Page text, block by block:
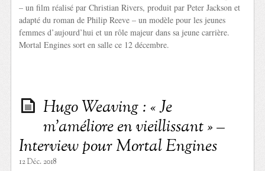
– un film réalisé par Christian Rivers, produit par Peter Jackson et
adapté du roman de Philip Reeve – un modèle pour les jeunes
femmes d’aujourd’hui et un rôle majeur dans sa jeune carrière.
Mortal Engines sort en salle ce 12 décembre.
Hugo Weaving : « Je
m’améliore en vieillissant » –
Interview pour Mortal Engines
12 Déc. 2018